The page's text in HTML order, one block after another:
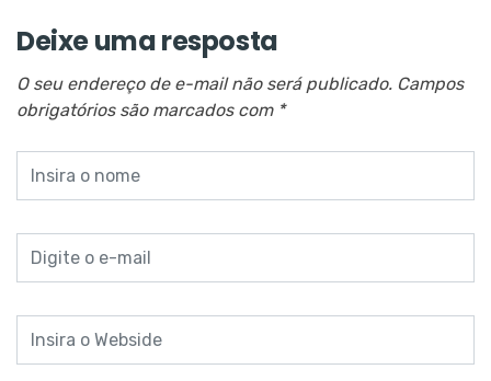
Deixe uma resposta
O seu endereço de e-mail não será publicado. Campos
obrigatórios são marcados com *